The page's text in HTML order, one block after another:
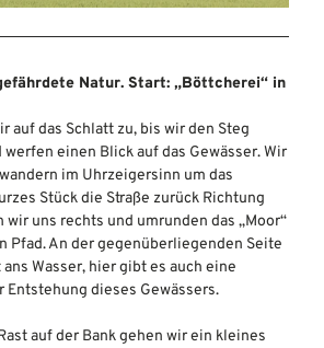
Natur. Start: „Böttcherei“ in
auf das Schlatt zu, bis wir den Steg
einen Blick auf das Gewässer. Wir
im Uhrzeigersinn um das
Stück die Straße zurück Richtung
wir uns rechts und umrunden das „Moor“
Pfad. An der gegenüberliegenden Seite
Wasser, hier gibt es auch eine
Entstehung dieses Gewässers.
auf der Bank gehen wir ein kleines